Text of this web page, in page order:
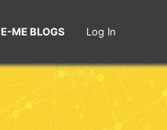
E-ME BLOGS Log In